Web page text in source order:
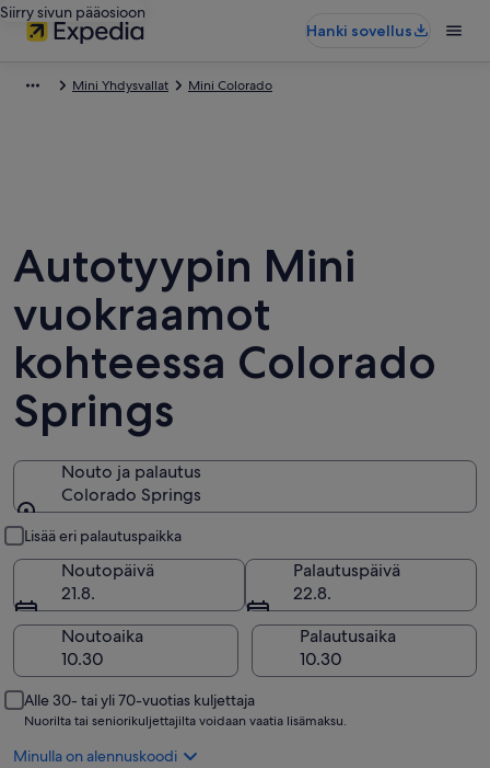
Siirry sivun pääosioon
Hanki sovellus
Mini Yhdysvallat Mini Colorado
Autotyypin Mini
vuokraamot
kohteessa Colorado
Springs
Nouto ja palautus
Colorado Springs
Lisää eri palautuspaikka
Noutopäivä
21.8.
Palautuspäivä
22.8.
Noutoaika
Palautusaika
Alle 30- tai yli 70-vuotias kuljettaja
Nuorilta tai seniorikuljettajilta voidaan vaatia lisämaksu.
Minulla on alennuskoodi